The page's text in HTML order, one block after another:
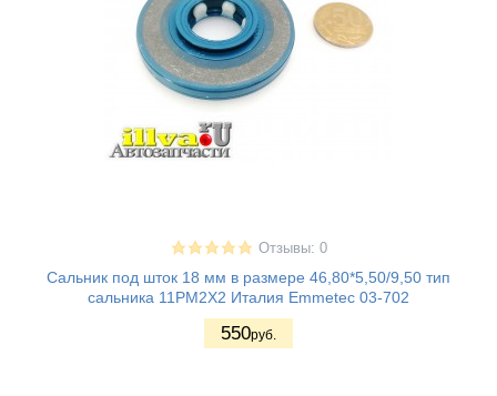
Отзывы: 0
Сальник под шток 18 мм в размере 46,80*5,50/9,50 тип
сальника 11PM2X2 Италия Emmetec 03-702
550руб.